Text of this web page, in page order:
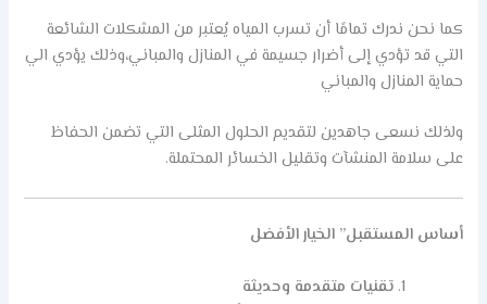
كما نحن ندرك تمامًا أن تسرب المياه يُعتبر من المشكلات الشائعة
التي قد تؤدي إلى أضرار جسيمة في المنازل والمباني،وذلك يؤدي الي
حماية المنازل والمباني
ولذلك نسعى جاهدين لتقديم الحلول المثلى التي تضمن الحفاظ
على سلامة المنشآت وتقليل الخسائر المحتملة.
أساس المستقبل” الخيار الأفضل
تقنيات متقدمة وحديثة